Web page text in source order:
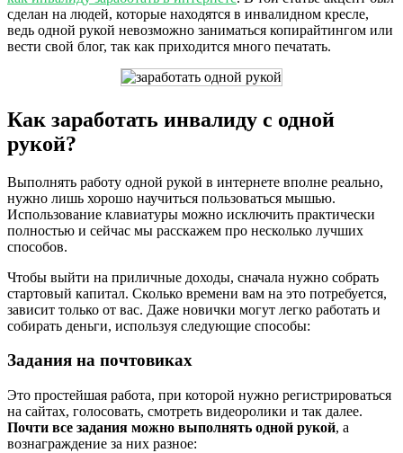
сделан на людей, которые находятся в инвалидном кресле,
ведь одной рукой невозможно заниматься копирайтингом или
вести свой блог, так как приходится много печатать.
Как заработать инвалиду с одной
рукой?
Выполнять работу одной рукой в интернете вполне реально,
нужно лишь хорошо научиться пользоваться мышью.
Использование клавиатуры можно исключить практически
полностью и сейчас мы расскажем про несколько лучших
способов.
Чтобы выйти на приличные доходы, сначала нужно собрать
стартовый капитал. Сколько времени вам на это потребуется,
зависит только от вас. Даже новички могут легко работать и
собирать деньги, используя следующие способы:
Задания на почтовиках
Это простейшая работа, при которой нужно регистрироваться
на сайтах, голосовать, смотреть видеоролики и так далее.
Почти все задания можно выполнять одной рукой, а
вознаграждение за них разное: